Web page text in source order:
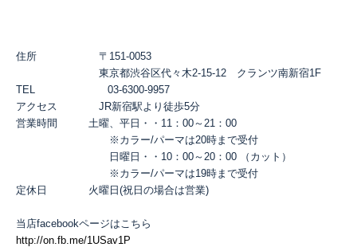
住所 〒151‐0053
東京都渋谷区代々木2‐15‐12 クランツ南新宿1F
TEL 03-6300-9957
アクセス JR新宿駅より徒歩5分
営業時間 土曜、平日・・11：00～21：00
※カラー/パーマは20時まで受付
日曜日・・10：00～20：00 （カット）
※カラー/パーマは19時まで受付
定休日 火曜日(祝日の場合は営業)
当店facebookページはこちら
http://on.fb.me/1USav1P